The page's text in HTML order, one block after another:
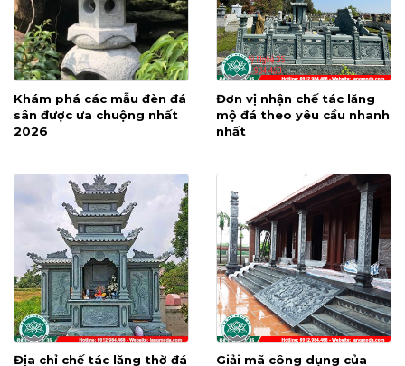
Khám phá các mẫu đèn đá
sân được ưa chuộng nhất
2026
Đơn vị nhận chế tác lăng
mộ đá theo yêu cầu nhanh
nhất
Địa chỉ chế tác lăng thờ đá
Giải mã công dụng của